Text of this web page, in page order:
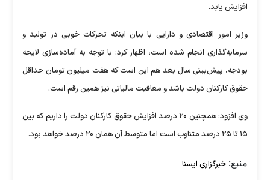
افزایش یابد.
وزیر امور اقتصادی و دارایی با بیان اینکه تحرکات خوبی در تولید و
سرمایه‌گذاری انجام شده است، اظهار کرد: با توجه به آماده‌سازی لایحه
بودجه، پیش‌بینی سال بعد هم این است که هفت میلیون تومان حداقل
حقوق کارکنان دولت باشد و معافیت مالیاتی نیز همین رقم است.
وی افزود: همچنین ۲۰ درصد افزایش حقوق کارکنان دولت را داریم که بین
۱۵ تا ۲۵ درصد متناوب است اما متوسط آن همان ۲۰ درصد خواهد بود.
منبع: خبرگزاری ایسنا